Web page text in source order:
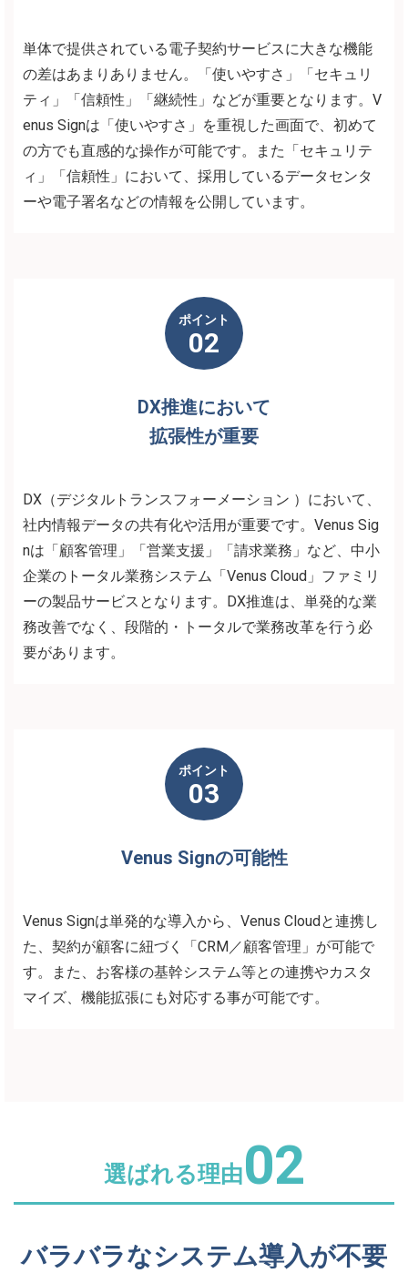
単体で提供されている電子契約サービスに大きな機能
の差はあまりありません。「使いやすさ」「セキュリ
ティ」「信頼性」「継続性」などが重要となります。V
enus Signは「使いやすさ」を重視した画面で、初めて
の方でも直感的な操作が可能です。また「セキュリテ
ィ」「信頼性」において、採用しているデータセンタ
ーや電子署名などの情報を公開しています。
ポイント
02
DX推進において
拡張性が重要
DX（デジタルトランスフォーメーション ）において、
社内情報データの共有化や活用が重要です。Venus Sig
nは「顧客管理」「営業支援」「請求業務」など、中小
企業のトータル業務システム「Venus Cloud」ファミリ
ーの製品サービスとなります。DX推進は、単発的な業
務改善でなく、段階的・トータルで業務改革を行う必
要があります。
ポイント
03
Venus Signの可能性
Venus Signは単発的な導入から、Venus Cloudと連携し
た、契約が顧客に紐づく「CRM／顧客管理」が可能で
す。また、お客様の基幹システム等との連携やカスタ
マイズ、機能拡張にも対応する事が可能です。
選ばれる理由02
バラバラなシステム導入が不要